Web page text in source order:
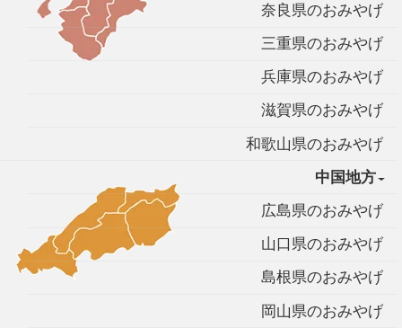
奈良県のおみやげ
三重県のおみやげ
兵庫県のおみやげ
滋賀県のおみやげ
和歌山県のおみやげ
中国地方
広島県のおみやげ
山口県のおみやげ
島根県のおみやげ
岡山県のおみやげ